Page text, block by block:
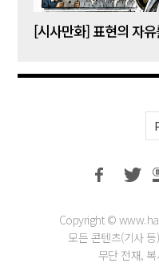
[시사만화] 표현의 자
Copyright ©
모든 콘텐츠(기사
무단 전재,